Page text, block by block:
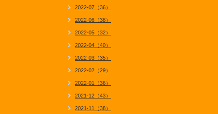
2022-07（36）
2022-06（38）
2022-05（32）
2022-04（40）
2022-03（35）
2022-02（29）
2022-01（36）
2021-12（43）
2021-11（38）